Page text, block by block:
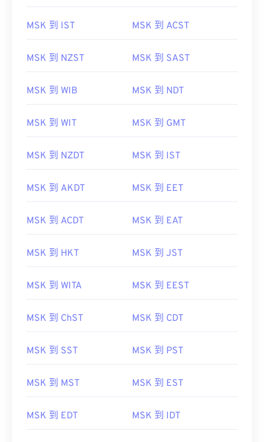
MSK 到 IST MSK 到 ACST
MSK 到 NZST MSK 到 SAST
MSK 到 WIB MSK 到 NDT
MSK 到 WIT MSK 到 GMT
MSK 到 NZDT MSK 到 IST
MSK 到 AKDT MSK 到 EET
MSK 到 ACDT MSK 到 EAT
MSK 到 HKT MSK 到 JST
MSK 到 WITA MSK 到 EEST
MSK 到 ChST MSK 到 CDT
MSK 到 SST MSK 到 PST
MSK 到 MST MSK 到 EST
MSK 到 EDT MSK 到 IDT